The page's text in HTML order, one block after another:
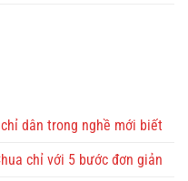
dân trong nghề mới biết
chỉ với 5 bước đơn giản